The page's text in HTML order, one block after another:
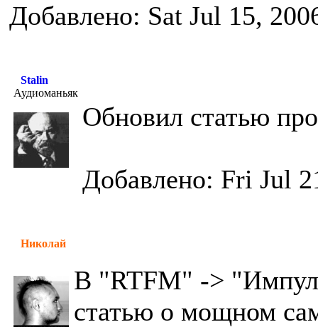
Добавлено: Sat Jul 15,
Stalin
Аудиоманьяк
Обновил статью
Добавлено: Fri Jul
Николай
В "RTFM" ->
статью о мощном